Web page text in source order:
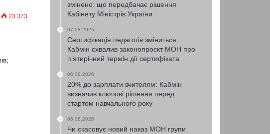
23 373
змінено: що передбачає рішення
Кабінету Міністрів України
07.08.2026
Сертифікація педагогів зміниться:
Кабмін схвалив законопроєкт МОН про
п’ятирічний термін дії сертифіката
06.08.2026
20% до зарплати вчителям: Кабмін
визначив ключові рішення перед
стартом навчального року
06.08.2026
Чи скасовує новий наказ МОН групи